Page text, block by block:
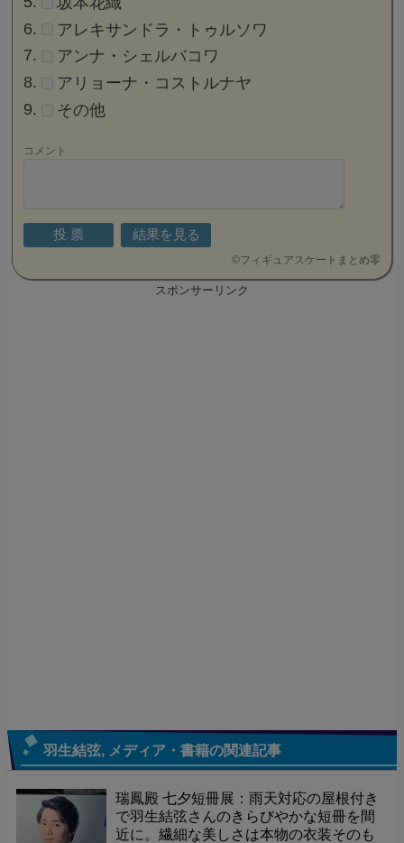
アレキサンドラ・トゥルソワ
アンナ・シェルバコワ
アリョーナ・コストルナヤ
その他
コメント
©フィギュアスケートまとめ零
スポンサーリンク
羽生結弦 メディア・書籍の関連記事
瑞鳳殿 七夕短冊展：雨天対応の屋根付き
で羽生結弦さんのきらびやかな短冊を間
近に。繊細な美しさは本物の衣装そのも